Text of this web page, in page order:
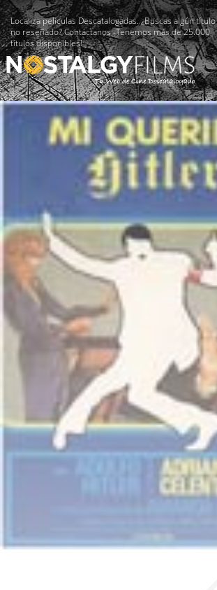
Localiza películas Descatalogadas. ¿Buscas algún título
no reseñado? Contáctanos -Tenemos más de 25.000
títulos disponibles!